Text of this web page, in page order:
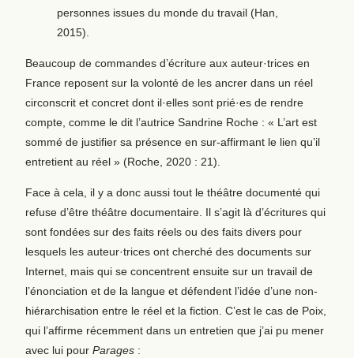
personnes issues du monde du travail (Han,
2015).
Beaucoup de commandes d’écriture aux auteur·trices en
France reposent sur la volonté de les ancrer dans un réel
circonscrit et concret dont il·elles sont prié·es de rendre
compte, comme le dit l’autrice Sandrine Roche : « L’art est
sommé de justifier sa présence en sur-affirmant le lien qu’il
entretient au réel » (Roche, 2020 : 21).
Face à cela, il y a donc aussi tout le théâtre documenté qui
refuse d’être théâtre documentaire. Il s’agit là d’écritures qui
sont fondées sur des faits réels ou des faits divers pour
lesquels les auteur·trices ont cherché des documents sur
Internet, mais qui se concentrent ensuite sur un travail de
l’énonciation et de la langue et défendent l’idée d’une non-
hiérarchisation entre le réel et la fiction. C’est le cas de Poix,
qui l’affirme récemment dans un entretien que j’ai pu mener
avec lui pour Parages :